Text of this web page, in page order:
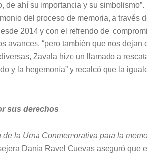
de ahí su importancia y su simbolismo”.
del proceso de memoria, a través
2014 y con el refrendo del
avances, “pero también que nos dejan
Zavala hizo un llamado a
y la hegemonía” y recalcó que la
sus derechos
de la Urna Conmemorativa para la
Dania Ravel Cuevas aseguró que